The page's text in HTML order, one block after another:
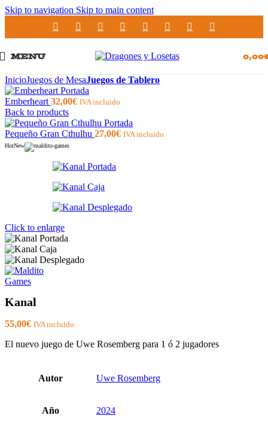
Skip to navigation Skip to main content
MENU 0,00
InicioJuegos de MesaJuegos de Tablero
Emberheart 32,00€ IVA incluido
Back to products
Pequeño Gran Cthulhu 27,00€ IVA incluido
HotNew
Click to enlarge
Kanal
55,00€ IVA incluido
El nuevo juego de Uwe Rosemberg para 1 ó 2 jugadores
Autor Uwe Rosemberg
Año 2024